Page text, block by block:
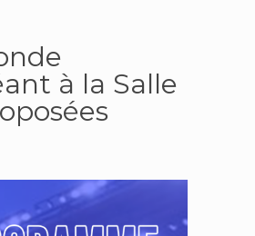
à la Salle